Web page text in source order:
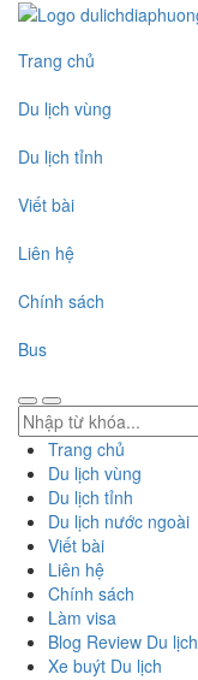
Trang chủ
Du lịch vùng
Du lịch tỉnh
Viết bài
Liên hệ
Chính sách
Bus
Trang chủ
Du lịch vùng
Du lịch tỉnh
Du lịch nước ngoài
Viết bài
Liên hệ
Chính sách
Làm visa
Blog Review Du lịch
Xe buýt Du lịch